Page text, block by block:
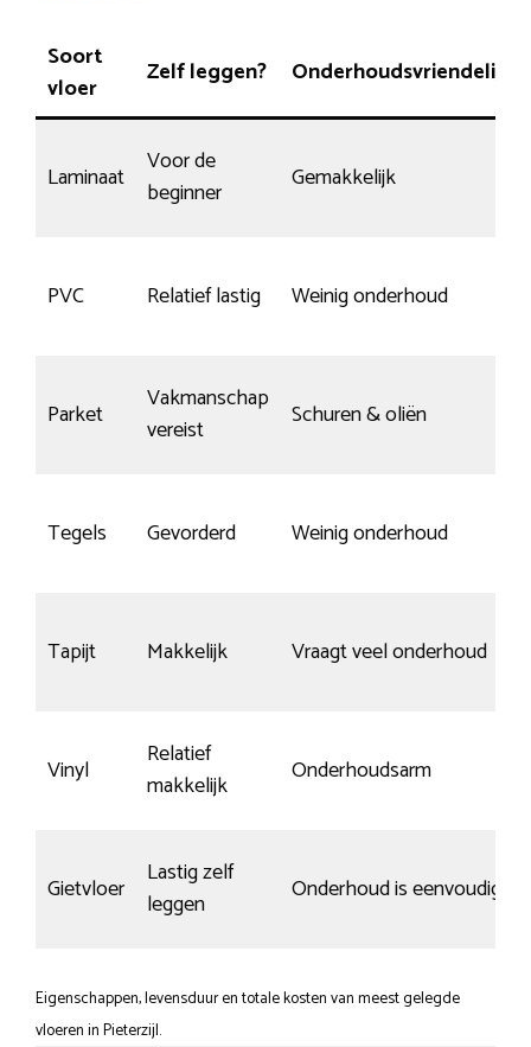
Soort
vloer
Zelf leggen? Onderhoudsvriendelijk
Laminaat
Voor de
beginner
Gemakkelijk
PVC Relatief lastig Weinig onderhoud
Parket
Vakmanschap
vereist
Schuren & oliën
Tegels Gevorderd Weinig onderhoud
Tapijt Makkelijk Vraagt veel onderhoud
Vinyl
Relatief
makkelijk
Onderhoudsarm
Gietvloer
Lastig zelf
leggen
Onderhoud is eenvoudig
Eigenschappen, levensduur en totale kosten van meest gelegde
vloeren in Pieterzijl.